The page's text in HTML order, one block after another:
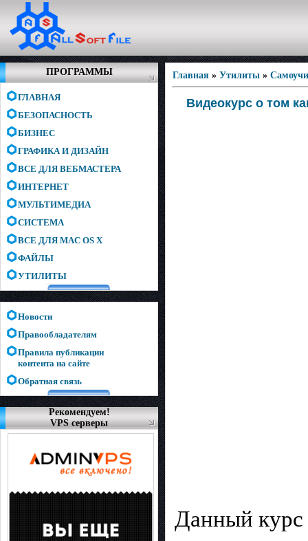
ПРОГРАММЫ
ГЛАВНАЯ
БЕЗОПАСНОСТЬ
БИЗНЕС
ГРАФИКА И ДИЗАЙН
ВСЕ ДЛЯ ВЕБМАСТЕРА
ИНТЕРНЕТ
МУЛЬТИМЕДИА
СИСТЕМА
ВСЕ ДЛЯ MAC OS X
ФАЙЛЫ
УТИЛИТЫ
Новости
Правообладателям
Правила публикации
контента на сайте
Обратная связь
Рекомендуем!
VPS серверы
Главная » Утилиты »
Видеокурc о том
Данный курс